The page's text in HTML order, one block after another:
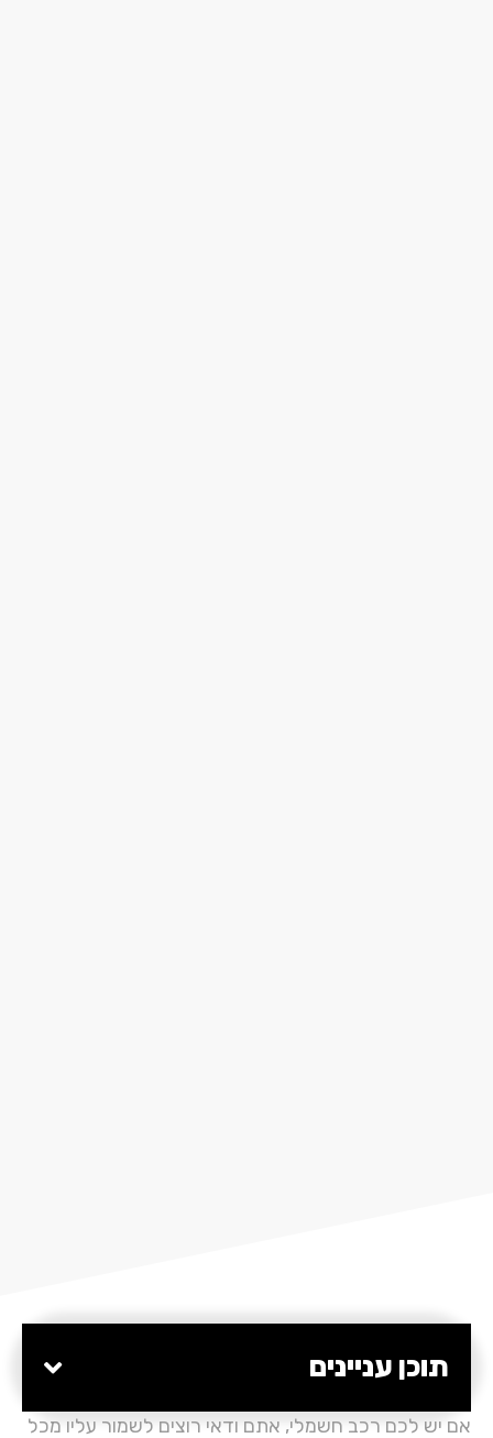
תוכן עניינים
אם יש לכם רכב חשמלי, אתם ודאי רוצים לשמור עליו מכל